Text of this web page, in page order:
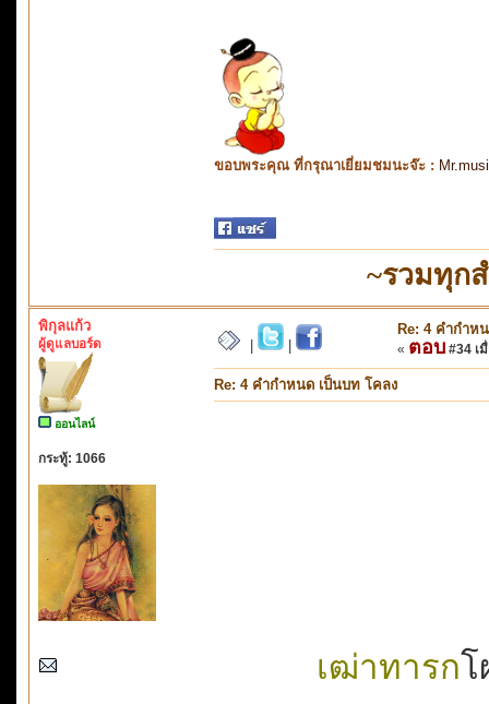
ขอบพระคุณ ที่กรุณาเยี่ยมชมนะจ๊ะ :
~รวมทุก
พิกุลแก้ว
ผู้ดูแลบอร์ด
ออนไลน์
กระทู้: 1066
Re: 4 คำกำห
« ตอบ #34 เ
Re: 4 คำกำหนด เป็นบท โคลง
เฒ่าทารกโ